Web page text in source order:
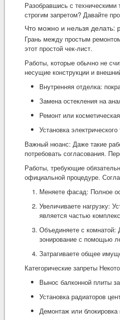
Разобравшись с техническими
строгим запретом? Давайте
Что можно и нельзя делать:
Грань между простым
этот простой чек-лист.
Работы, которые обычно не
несущие конструкции и
Внутренняя отделка:
Замена остекления на
Ремонт или
Установка
Важный нюанс: Даже такие
потребовать согласования.
Работы, требующие
официальной процедуре.
Меняете фасад: Полное
Увеличиваете нагрузку:
является частью
Объединяете с комнатой:
зонирование с помощью
Затрагиваете общее
Категорические запреты
Вынос балконной плиты
Установка радиаторов
Демонтаж или